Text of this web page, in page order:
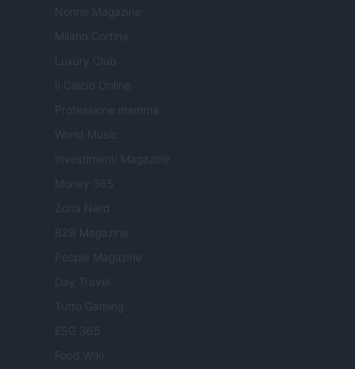
Nonne Magazine
Milano Cortina
Luxury Club
Il Calcio Online
Professione mamma
World Music
Investimenti Magazine
Money 365
Zona Nerd
B2B Magazine
People Magazine
Day Travel
Tutto Gaming
ESG 365
Food Wiki